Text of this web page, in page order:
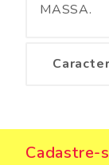
MASSA.
Cadastre-